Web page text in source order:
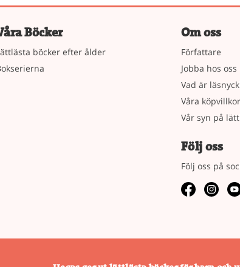
Böcker
böcker efter ålder
Om oss
Författare
Jobba hos oss
Vad är
Våra köpvillkor
Vår syn på
Följ oss
Följ oss på